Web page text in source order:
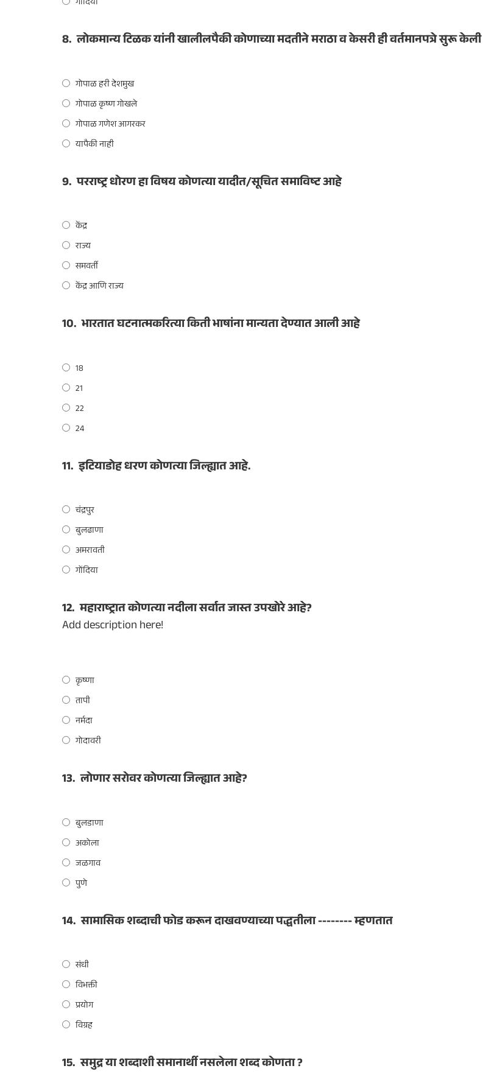
गोंदिया
8. लोकमान्य टिळक यांनी खालीलपैकी कोणाच्या मदतीने मराठा व केसरी ही वर्तमानपत्रे सुरू केली
गोपाळ हरी देशमुख
गोपाळ कृष्ण गोखले
गोपाळ गणेश आगरकर
यापैकी नाही
9. परराष्ट्र धोरण हा विषय कोणत्या यादीत/सूचित समाविष्ट आहे
केंद्र
राज्य
समवर्ती
केंद्र आणि राज्य
10. भारतात घटनात्मकरित्या किती भाषांना मान्यता देण्यात आली आहे
18
21
22
24
11. इटियाडोह धरण कोणत्या जिल्ह्यात आहे.
चंद्रपुर
बुलढाणा
अमरावती
गोंदिया
12. महाराष्ट्रात कोणत्या नदीला सर्वात जास्त उपखोरे आहे?
Add description here!
कृष्णा
तापी
नर्मदा
गोदावरी
13. लोणार सरोवर कोणत्या जिल्ह्यात आहे?
बुलडाणा
अकोला
जळगाव
पुणे
14. सामासिक शब्दाची फोड करून दाखवण्याच्या पद्धतीला -------- म्हणतात
संधी
विभक्ती
प्रयोग
विग्रह
15. समुद्र या शब्दाशी समानार्थी नसलेला शब्द कोणता ?